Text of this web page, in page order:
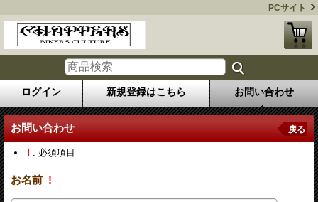
PCサイト
ログイン 新規登録はこちら お問い合わせ
お問い合わせ 戻る
! : 必須項目
お名前 !